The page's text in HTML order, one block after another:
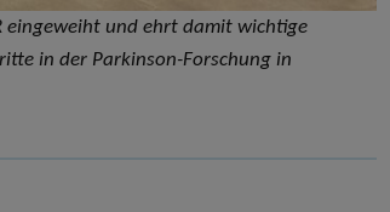
eingeweiht und ehrt damit wichtige
in der Parkinson-Forschung in